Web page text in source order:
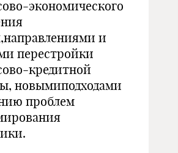
экономического
и
перестройки
кредитной
новымиподходами
проблем